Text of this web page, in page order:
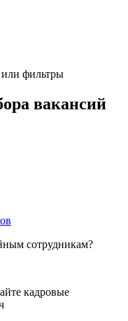
фильтры
вакансий
сотрудникам?
кадровые